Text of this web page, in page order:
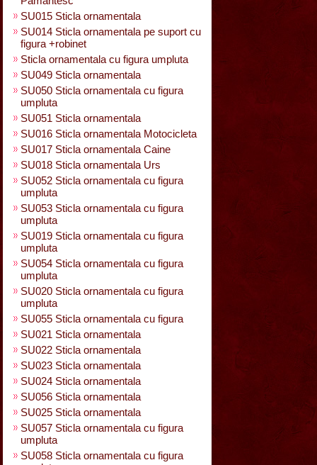
SU015 Sticla ornamentala
SU014 Sticla ornamentala pe suport cu
figura +robinet
Sticla ornamentala cu figura umpluta
SU049 Sticla ornamentala
SU050 Sticla ornamentala cu figura
umpluta
SU051 Sticla ornamentala
SU016 Sticla ornamentala Motocicleta
SU017 Sticla ornamentala Caine
SU018 Sticla ornamentala Urs
SU052 Sticla ornamentala cu figura
umpluta
SU053 Sticla ornamentala cu figura
umpluta
SU019 Sticla ornamentala cu figura
umpluta
SU054 Sticla ornamentala cu figura
umpluta
SU020 Sticla ornamentala cu figura
umpluta
SU055 Sticla ornamentala cu figura
SU021 Sticla ornamentala
SU022 Sticla ornamentala
SU023 Sticla ornamentala
SU024 Sticla ornamentala
SU056 Sticla ornamentala
SU025 Sticla ornamentala
SU057 Sticla ornamentala cu figura
umpluta
SU058 Sticla ornamentala cu figura